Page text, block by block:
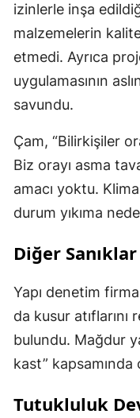
izinlerle inşa
malzemelerin
etmedi. Ayrıca
uygulamasının
savundu.
Çam, “Bilirkişiler
Biz orayı asma
amacı yoktu.
durum yıkıma
Diğer
Yapı denetim
da kusur
bulundu. Mağdur
kast” kapsamında
Tutukluluk